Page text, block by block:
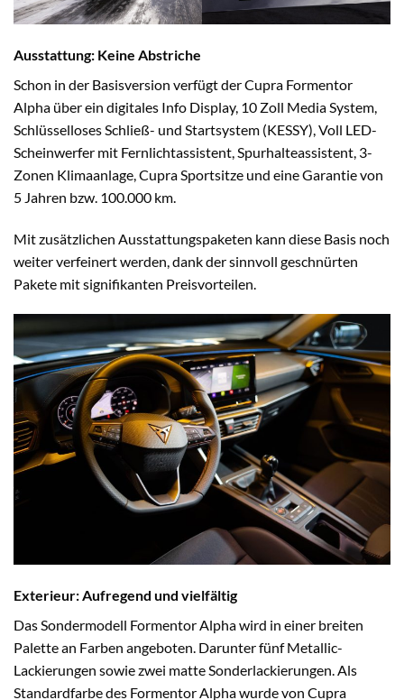
Ausstattung: Keine Abstriche
Schon in der Basisversion verfügt der Cupra Formentor
Alpha über ein digitales Info Display, 10 Zoll Media System,
Schlüsselloses Schließ- und Startsystem (KESSY), Voll LED-
Scheinwerfer mit Fernlichtassistent, Spurhalteassistent, 3-
Zonen Klimaanlage, Cupra Sportsitze und eine Garantie von
5 Jahren bzw. 100.000 km.
Mit zusätzlichen Ausstattungspaketen kann diese Basis noch
weiter verfeinert werden, dank der sinnvoll geschnürten
Pakete mit signifikanten Preisvorteilen.
Exterieur: Aufregend und vielfältig
Das Sondermodell Formentor Alpha wird in einer breiten
Palette an Farben angeboten. Darunter fünf Metallic-
Lackierungen sowie zwei matte Sonderlackierungen. Als
Standardfarbe des Formentor Alpha wurde von Cupra